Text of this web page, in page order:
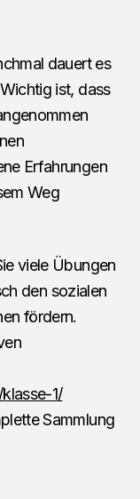
dauert es
ist, dass
Erfahrungen
Weg
viele Übungen
den sozialen
fördern.
1/
Sammlung